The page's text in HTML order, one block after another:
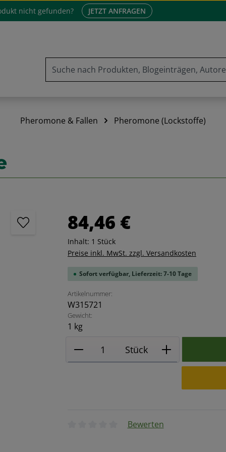
nicht gefunden? JETZT ANFRAGEN
Pheromone & Fallen Pheromone (Lockstoffe)
Regulärer Preis:
84,46 €
Inhalt: 1 Stück
Preise inkl. MwSt. zzgl. Versandkosten
Sofort verfügbar, Lieferzeit: 7-10 Tage
Artikelnummer:
W315721
Gewicht:
1 kg
Produkt Anzahl: Gib den
Stück
Bewerten